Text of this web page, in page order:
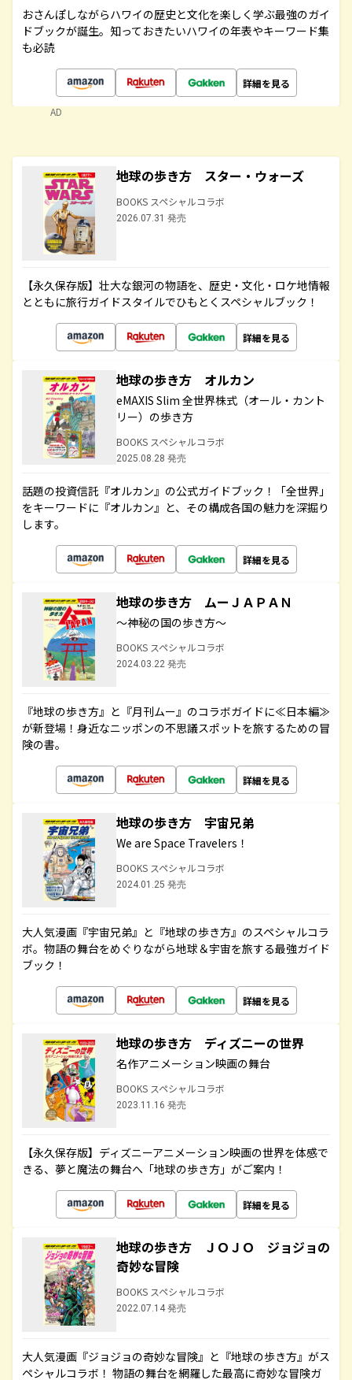
おさんぽしながらハワイの歴史と文化を楽しく学ぶ最強のガイ
ドブックが誕生。知っておきたいハワイの年表やキーワード集
も必読
詳細を見る
AD
地球の歩き方 スター・ウォーズ
BOOKS スペシャルコラボ
2026.07.31 発売
【永久保存版】壮大な銀河の物語を、歴史・文化・ロケ地情報
とともに旅行ガイドスタイルでひもとくスペシャルブック！
詳細を見る
地球の歩き方 オルカン
eMAXIS Slim 全世界株式（オール・カント
リー）の歩き方
BOOKS スペシャルコラボ
2025.08.28 発売
話題の投資信託『オルカン』の公式ガイドブック！「全世界」
をキーワードに『オルカン』と、その構成各国の魅力を深掘り
します。
詳細を見る
地球の歩き方 ムーＪＡＰＡＮ
～神秘の国の歩き方～
BOOKS スペシャルコラボ
2024.03.22 発売
『地球の歩き方』と『月刊ムー』のコラボガイドに≪日本編≫
が新登場！身近なニッポンの不思議スポットを旅するための冒
険の書。
詳細を見る
地球の歩き方 宇宙兄弟
We are Space Travelers！
BOOKS スペシャルコラボ
2024.01.25 発売
大人気漫画『宇宙兄弟』と『地球の歩き方』のスペシャルコラ
ボ。物語の舞台をめぐりながら地球＆宇宙を旅する最強ガイド
ブック！
詳細を見る
地球の歩き方 ディズニーの世界
名作アニメーション映画の舞台
BOOKS スペシャルコラボ
2023.11.16 発売
【永久保存版】ディズニーアニメーション映画の世界を体感で
きる、夢と魔法の舞台へ「地球の歩き方」がご案内！
詳細を見る
地球の歩き方 ＪＯＪＯ ジョジョの
奇妙な冒険
BOOKS スペシャルコラボ
2022.07.14 発売
大人気漫画『ジョジョの奇妙な冒険』と『地球の歩き方』がス
ペシャルコラボ！ 物語の舞台を網羅した最高に奇妙な冒険ガ